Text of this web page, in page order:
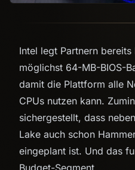
Intel legt Partnern
möglichst 64-MB-BIOS-
damit die Plattform alle
CPUs nutzen kann.
sichergestellt, dass
Lake auch schon
eingeplant ist. Und das
Budget-Segment.